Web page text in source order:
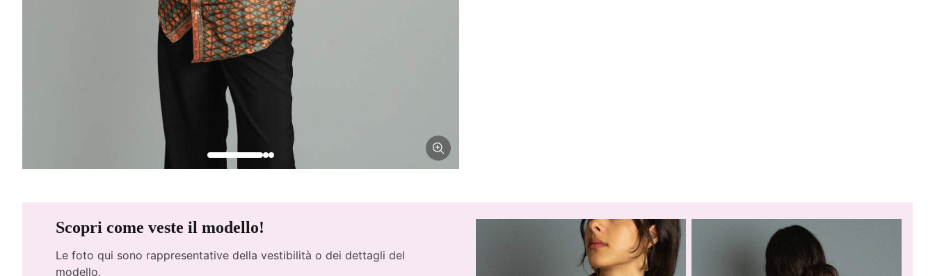
Scopri come veste il modello!
Le foto qui sono rappresentative della vestibilità o dei dettagli del
modello.